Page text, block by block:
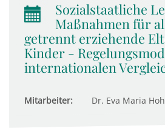
Sozialstaatliche
Maßnahmen für
getrennt erziehende
Kinder -
internationalen
Mitarbeiter: Dr. Eva Maria